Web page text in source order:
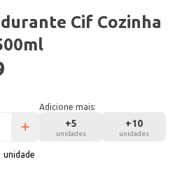
Cif Cozinha
Adicione mais:
+5
unidades
+10
unidades
unidade